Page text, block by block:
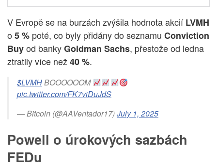
V Evropě se na burzách zvýšila hodnota akciíLVMH
o 5 % poté, co byly přidány do seznamu Conviction
Buyod bankyGoldman Sachs, přestože od ledna
ztratily více než40 %.
$LVMHBOOOOOOM
pic.twitter.com/FK7viDuJdS
— Bitcoin (@AAVentador17)July 1, 2025
Powell o úrokových sazbách
FEDu